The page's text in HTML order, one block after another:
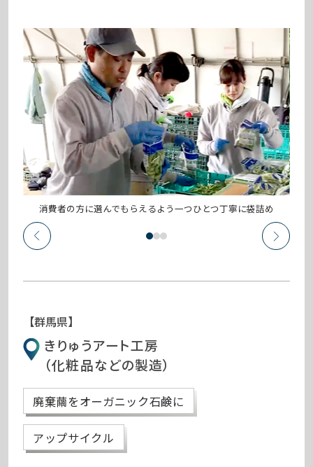
消費者の方に選んでもらえるよう一つひとつ丁寧に袋詰め
【群馬県】
きりゅうアート工房
（化粧品などの製造）
廃棄繭をオーガニック石鹸に
アップサイクル